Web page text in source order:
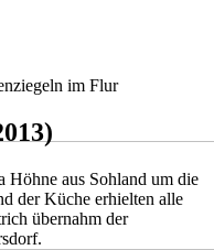
im Flur
Höhne aus Sohland um die
der Küche erhielten alle
übernahm der